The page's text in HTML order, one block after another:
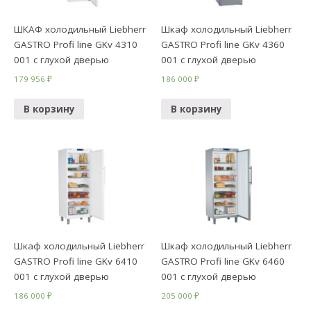
ШКАФ холодильный Liebherr
GASTRO Profi line GKv 4310
001 с глухой дверью
179 956₽
В корзину
Шкаф холодильный Liebherr
GASTRO Profi line GKv 4360
001 с глухой дверью
186 000₽
В корзину
Шкаф холодильный Liebherr
GASTRO Profi line GKv 6410
001 с глухой дверью
186 000₽
Шкаф холодильный Liebherr
GASTRO Profi line GKv 6460
001 с глухой дверью
205 000₽